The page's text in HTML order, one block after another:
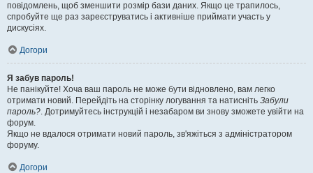
повідомлень, щоб зменшити розмір бази даних. Якщо це трапилось,
спробуйте ще раз зареєструватись і активніше приймати участь у
дискусіях.
Догори
Я забув пароль!
Не панікуйте! Хоча ваш пароль не може бути відновлено, вам легко
отримати новий. Перейдіть на сторінку логування та натисніть Забули
пароль?. Дотримуйтесь інструкцій і незабаром ви знову зможете увійти на
форум.
Якщо не вдалося отримати новий пароль, зв'яжіться з адміністратором
форуму.
Догори